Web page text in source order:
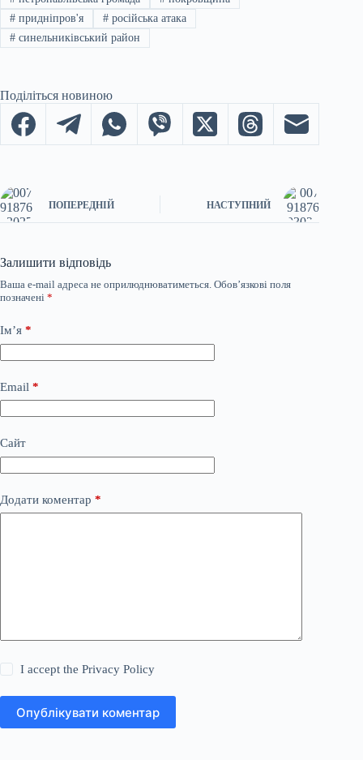
#придніпров'я #російська атака
#синельниківський район
Поділіться новиною
ПОПЕРЕДНІЙ НАСТУПНИЙ
Залишити відповідь
Ваша e-mail адреса не оприлюднюватиметься. Обов’язкові поля
позначені *
Ім’я *
Email *
Сайт
Додати коментар *
I accept thePrivacy Policy
Опублікувати коментар